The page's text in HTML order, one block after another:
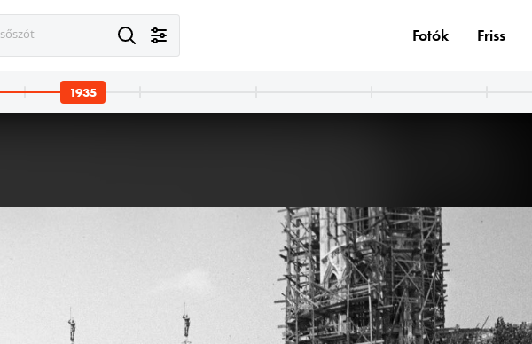
1935 · Örvényes
Szent Imre utca, vízimalom a Pécsely-patak partján (később Malommúzeum).
1935 · Örvényes
Fenyves utcai, a házak felett a Szent Imre-templom látható.
Fotók Friss
1935